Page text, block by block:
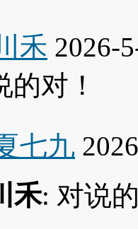
禾 2026-
的对！
七九
禾: 对说